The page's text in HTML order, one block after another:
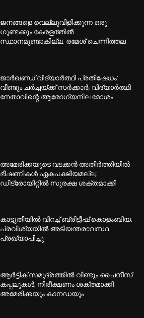
ജനങ്ങളെ വെല്ലുവിളിക്കുന്ന ഒരു
ഗുണ്ടക്കും കേരളത്തിൽ
സ്ഥാനമുണ്ടാകില്ല: രമേശ് ചെന്നിത്തല
ജാർഖണ്ഡ് വിദ്യാർത്ഥി പ്രതിഷേധം:
വീണ്ടും ചർച്ചയ്ക്ക് സർക്കാർ; വിദ്യാർത്ഥി
നേതാവിന്റെ ആരോഗ്യനില മോശം
അമേരിക്കയുടെ വടക്കൻ അതിർത്തിയിൽ
ഭീഷണികൾ ഏകപക്ഷീയമല്ല;
ഡിട്രോയിറ്റിൽ സുരക്ഷ ശക്തമാക്കി
കാട്ടുതീയിൽ വിറച്ച് ബ്രിട്ടീഷ് കൊളംബിയ;
പ്രവിശ്യയിൽ അടിയന്തരാവസ്ഥ
പ്രഖ്യാപിച്ചു
ആർട്ടിക് സമുദ്രത്തിൽ വീണ്ടും ചൈനീസ്
കപ്പലുകൾ; നിരീക്ഷണം ശക്തമാക്കി
അമേരിക്കയും കാനഡയും